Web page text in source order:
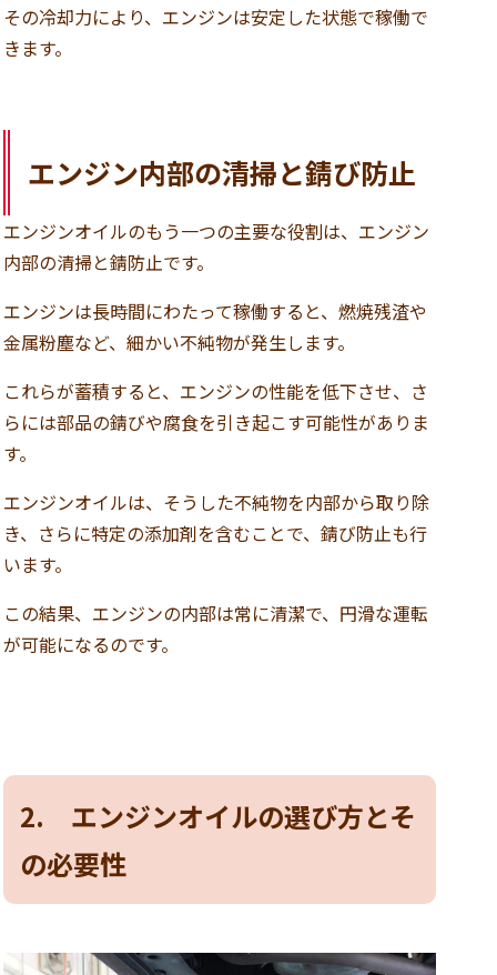
その冷却力により、エンジンは安定した状態で稼働で
きます。
エンジン内部の清掃と錆び防止
エンジンオイルのもう一つの主要な役割は、エンジン
内部の清掃と錆防止です。
エンジンは長時間にわたって稼働すると、燃焼残渣や
金属粉塵など、細かい不純物が発生します。
これらが蓄積すると、エンジンの性能を低下させ、さ
らには部品の錆びや腐食を引き起こす可能性がありま
す。
エンジンオイルは、そうした不純物を内部から取り除
き、さらに特定の添加剤を含むことで、錆び防止も行
います。
この結果、エンジンの内部は常に清潔で、円滑な運転
が可能になるのです。
2. エンジンオイルの選び方とそ
の必要性